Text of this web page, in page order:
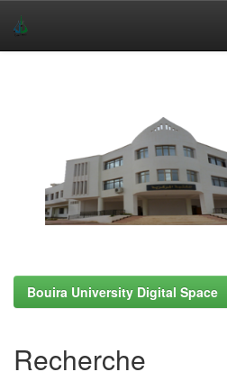
Bouira University Digital Space
Recherche